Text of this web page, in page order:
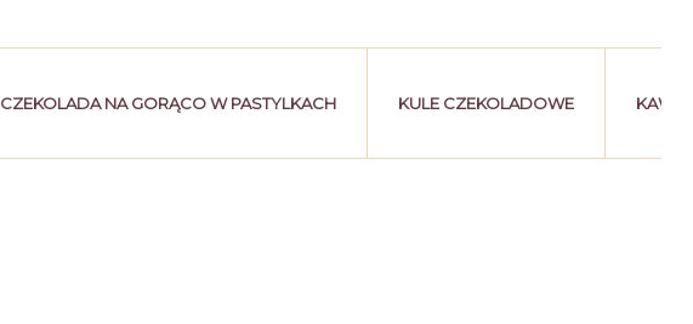
CZEKOLADA NA GORĄCO W PASTYLKACH KULE CZEKOLADOWE KAWA